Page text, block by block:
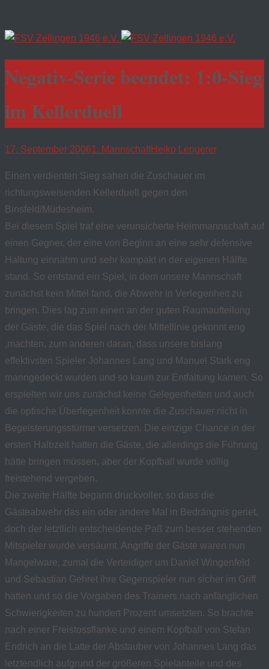
Negativ-Serie beendet: 1:0-Sieg
im Kellerduell
17. September 20061. MannschaftHeiko Lengerer
Einen verdienten Sieg sahen die Zuschauer im
richtungsweisenden Kellerduell gegen den
Binsfeld/Müdesheim.
Bei diesem Spiel traf eine verunsicherte Heimmannschaft auf
einen Gegner, der eine von Beginn an eine sehr defensive
Haltung einnahm und sehr kompakt in der eigenen Hälfte
stand. So entstand ein Spiel, in dem unsere Mannschaft
zunächst kein Mittel fand, die Abwehr in Verlegenheit zu
bringen. Dies lag zum einen an der guten Raumaufteilung
der Gäste, die das Spiel nach der Mittellinie gekonnt eng
,machten, zum anderen daran, dass unsere bislang
effektivsten Spieler Johannes Lang und Manuel Stark eng
manngedeckt wurden und so kaum zur Entfaltung kamen. So
erspielten wir uns zunächst keine Gelegenheiten und auch
die optische Überlegenheit konnte die Zuschauer nicht in
Begeisterungsstürme versetzen. Die einzige Chance in der
ersten Halbzeit hatten die Gäste, die allerdings die Führung
hätte bringen müssen, aber der Kopfball wurde völlig
freistehend vergeben.
Die zweite Hälfte begann druckvoller, so dass die
Gästeabwehr das ein oder andere Mal in Bedrängnis geriet,
doch der letztlich entscheidende Paß zum besser stehenden
Mitspieler wurde versäumt. Angriffe der Gäste waren nun
Mangelware, zumal die Verteidiger um Daniel Wingenfeld
und Sebastian Gehret ihre Gegenspieler nun sicher im Griff
hatten und so die Vorgaben des Trainers nach anfänglichen
Schwierigkeiten zu hundert Prozent umsetzten. So brachte
nach einer Freistossflanke und einem Kopfball von Stefan
Endrich an die Latte der Abstauber von Johannes Lang das
letztendlich aufgrund der größeren Spielanteile und des